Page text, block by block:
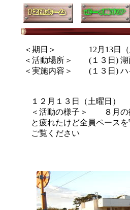
＜期日＞ 12月13日
＜活動場所＞ (１３日)
＜実施内容＞ (１３日) ハ
１２月１３日（土曜日）
＜活動の様子＞ ８月の
と疲れたけど全員ペース
ご覧ください